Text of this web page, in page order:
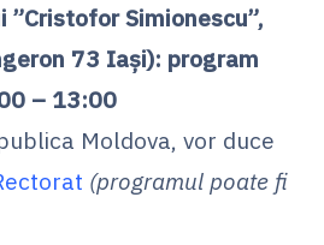
Simionescu”,
73 Iași): program
– 13:00
Moldova, vor duce
(programul poate fi